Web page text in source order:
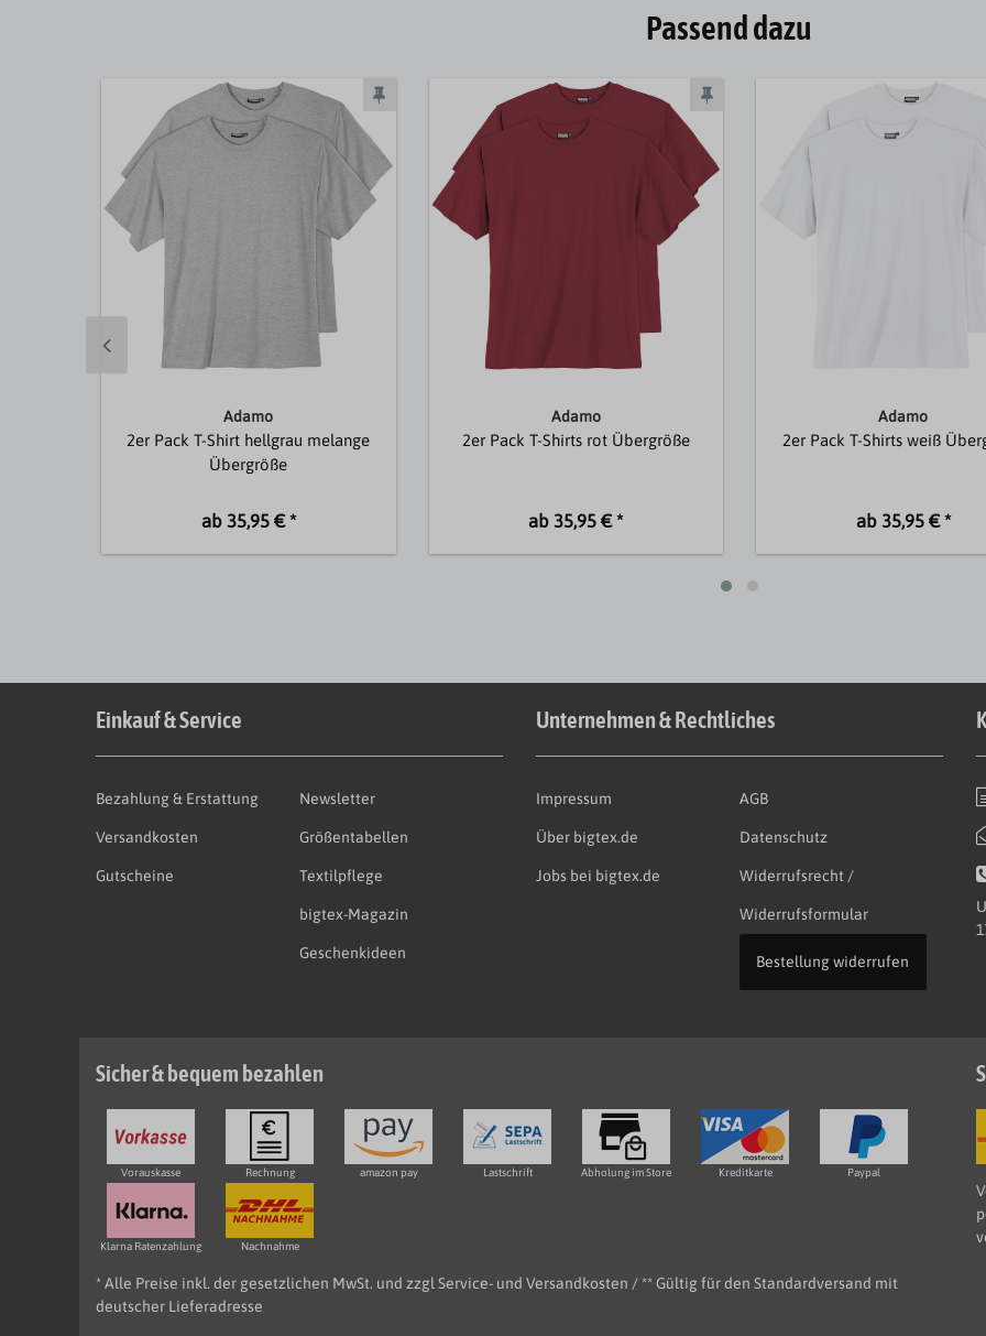
Passend dazu
Adamo
2er Pack T-Shirt hellgrau melange
Übergröße
ab 35,95 € *
Adamo
2er Pack T-Shirts rot Übergröße
ab 35,95 € *
Adamo
2er Pack T-Shirts weiß
ab 35,95 € *
Einkauf & Service
Bezahlung & Erstattung
Versandkosten
Gutscheine
Newsletter
Größentabellen
Textilpflege
bigtex-Magazin
Geschenkideen
Unternehmen & Rechtliches
Impressum
Über bigtex.de
Jobs bei bigtex.de
AGB
Datenschutz
Widerrufsrecht /
Widerrufsformular
Bestellung widerrufen
Sicher & bequem bezahlen
Vorauskasse Rechnung amazon pay Lastschrift Abholung im Store Kreditkarte Paypal
Klarna Ratenzahlung Nachnahme
* Alle Preise inkl. der gesetzlichen MwSt. und zzgl Service- und Versandkosten / ** Gültig für den Standardversand mit
deutscher Lieferadresse